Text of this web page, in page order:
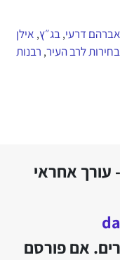
דרעי,בג״ץ, אילן
בחירות לרב העיר, רבנות
עורך אחראי
אם פורסם